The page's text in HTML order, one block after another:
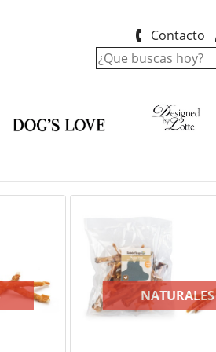
Contacto
NATURALES